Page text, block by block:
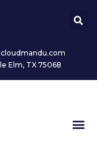
Elm, TX 75068